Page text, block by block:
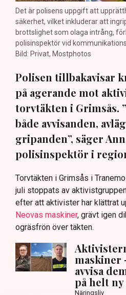
Det är polisens uppgift att
säkerhet, vilket inkluderar att
brottslighet som olaga intrång,
polisinspektör vid
Bild: Privat, Mostphotos
Polisen tillbakavisar
på agerande mot
torvtäkten i Grimsås.
både avvisanden,
gripanden”, säger
polisinspektör i
Torvtäkten i Grimsås i
juli stoppats av
efter att aktivister har klättrat
Neovas maskiner, grävt igen
ogräsfrön över täkten.
maskiner
avvisa
på helt ny
Näringsliv